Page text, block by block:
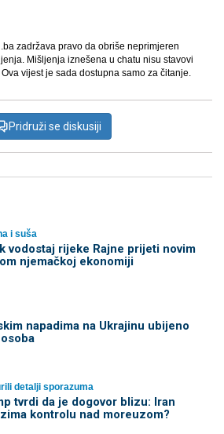
zadržava pravo da obriše neprimjeren
Mišljenja iznešena u chatu nisu stavovi
vijest je sada dostupna samo za čitanje.
Pridruži se diskusiji
i suša
vodostaj rijeke Rajne prijeti novim
njemačkoj ekonomiji
napadima na Ukrajinu ubijeno
detalji sporazuma
tvrdi da je dogovor blizu: Iran
kontrolu nad moreuzom?